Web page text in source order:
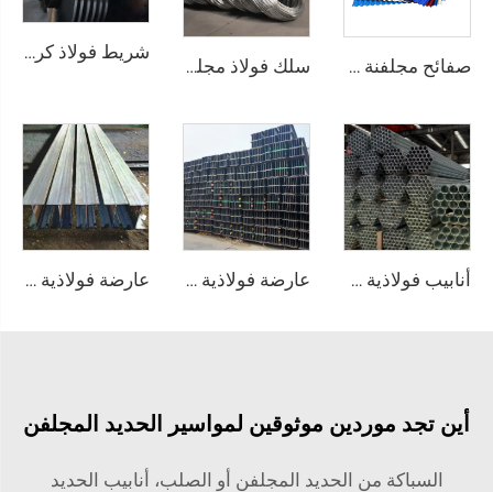
صفائح مجلفنة مموجة، صفحات تسقيف مطلية بالألوان سلك فولاذ مجلفن (سلك GI) وقضيب سلك
شريط فولاذ كربوني عالي الجودة على شكل لفافة
أنابيب فولاذية ملحومة ومغلفنة، أنبوب دائري من الصلب المجلفن عارضة فولاذية من الصلب الكربوني A36 عارضة فولاذية مغلفنة من الصلب A36
أين تجد موردين موثوقين لمواسير الحديد المجلفن
السباكة من الحديد المجلفن أو الصلب، أنابيب الحديد